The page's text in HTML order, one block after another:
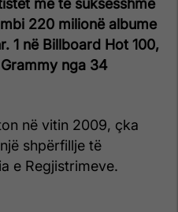
më të suksesshme
220 milionë albume
1 në Billboard Hot 100,
nga 34
në vitin 2009, çka
shpërfillje të
e Regjistrimeve.